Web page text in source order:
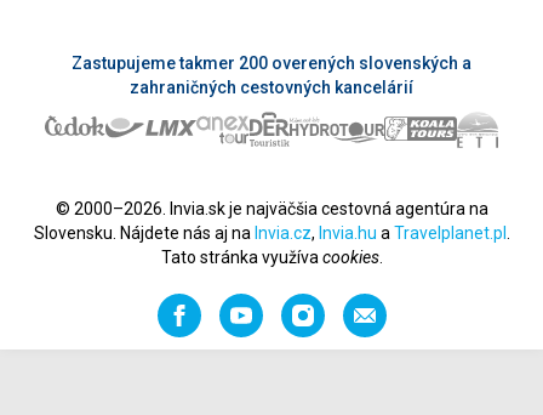
Zastupujeme takmer 200 overených slovenských a
zahraničných cestovných kancelárií
© 2000–2026. Invia.sk je najväčšia cestovná agentúra na
Slovensku. Nájdete nás aj na Invia.cz, Invia.hu a Travelplanet.pl
Tato stránka využíva cookies.
FacebookYouTubeInstagramOdporučiť